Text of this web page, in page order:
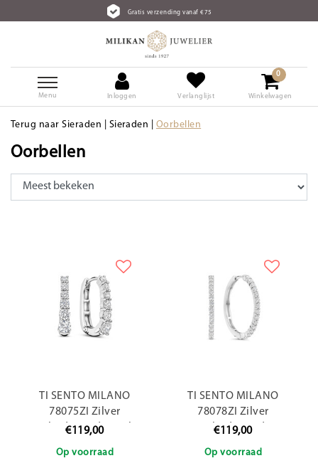
Gratis verzending vanaf €75
Menu Inloggen Verlanglijst
0
Winkelwagen
Terug naar Sieraden Sieraden Oorbellen
Oorbellen
TI SENTO MILANO
78075ZI Zilver
gerhodineerde ovale
zirconia's
€119,00
Op voorraad
TI SENTO MILANO
78078ZI Zilver
gerhodineerde
zirconia's
€119,00
Op voorraad